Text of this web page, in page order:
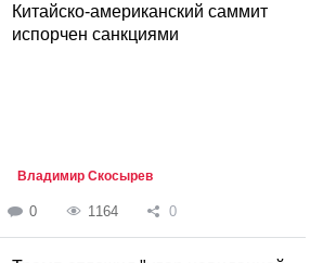
Китайско-американский саммит
испорчен санкциями
Владимир Скосырев
0 1164 0